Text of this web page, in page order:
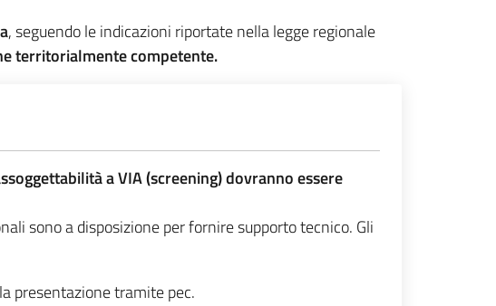
, seguendo le indicazioni riportate nella legge regionale
territorialmente competente.
a VIA (screening) dovranno essere
sono a disposizione per fornire supporto tecnico. Gli
presentazione tramite pec.